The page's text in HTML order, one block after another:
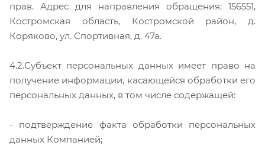
прав. Адрес для направления обращения: 156551,
Костромская область, Костромской район, д.
Коряково, ул. Спортивная, д. 47а.
4.2.Субъект персональных данных имеет право на
получение информации, касающейся обработки его
персональных данных, в том числе содержащей:
- подтверждение факта обработки персональных
данных Компанией;